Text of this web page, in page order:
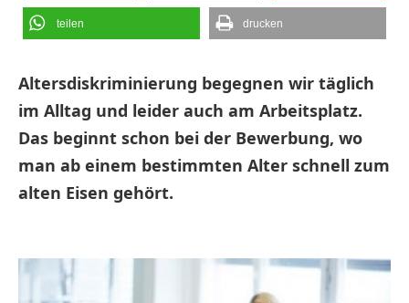
teilen drucken
Altersdiskriminierung begegnen wir täglich
im Alltag und leider auch am Arbeitsplatz.
Das beginnt schon bei der Bewerbung, wo
man ab einem bestimmten Alter schnell zum
alten Eisen gehört.